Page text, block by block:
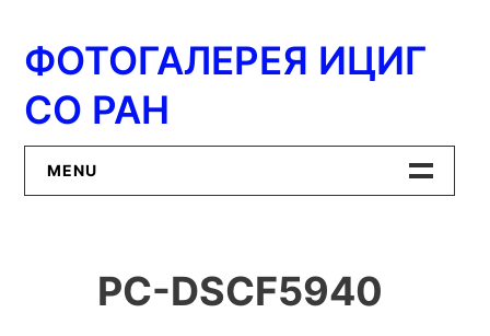
содержимому
ФОТОГАЛЕРЕЯ ИЦИГ
СО РАН
MENU
ИЦиГ СО РАН
PC-DSCF5940